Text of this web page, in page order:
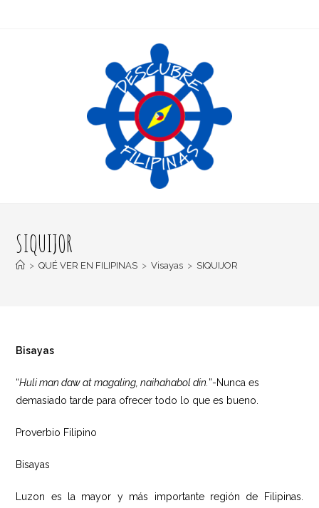
SIQUIJOR
> QUÉ VER EN FILIPINAS > Visayas > SIQUIJOR
Bisayas
“Huli man daw at magaling, naihahabol din. ”-Nunca es
demasiado tarde para ofrecer todo lo que es bueno.
Proverbio Filipino
Bisayas
Luzon es la mayor y más importante región de Filipinas.